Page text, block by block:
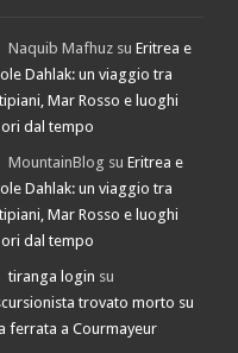
Naquib Mafhuz suEritrea e
Dahlak: un viaggio tra
Mar Rosso e luoghi
dal tempo
MountainBlog suEritrea e
Dahlak: un viaggio tra
Mar Rosso e luoghi
dal tempo
tiranga login su
trovato morto su
ferrata a Courmayeur